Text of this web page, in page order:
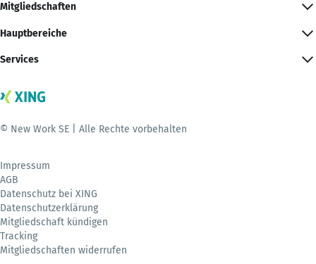
Mitgliedschaften
Hauptbereiche
Services
© New Work SE | Alle Rechte vorbehalten
Impressum
AGB
Datenschutz bei XING
Datenschutzerklärung
Mitgliedschaft kündigen
Tracking
Mitgliedschaften widerrufen